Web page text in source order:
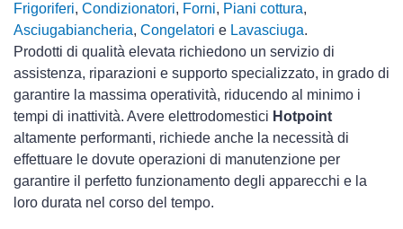
Frigoriferi, Condizionatori, Forni, Piani cottura,
Asciugabiancheria, Congelatori e Lavasciuga.
Prodotti di qualità elevata richiedono un servizio di
assistenza, riparazioni e supporto specializzato, in grado di
garantire la massima operatività, riducendo al minimo i
tempi di inattività. Avere elettrodomestici Hotpoint
altamente performanti, richiede anche la necessità di
effettuare le dovute operazioni di manutenzione per
garantire il perfetto funzionamento degli apparecchi e la
loro durata nel corso del tempo.